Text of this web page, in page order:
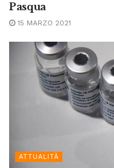
Pasqua
15 MARZO 2021
ATTUALITÀ